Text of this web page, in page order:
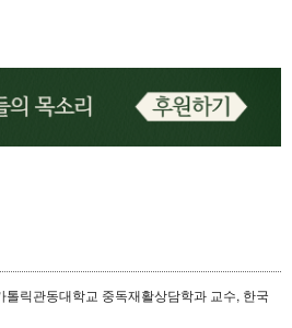
톨릭관동대학교 중독재활상담학과 교수, 한국